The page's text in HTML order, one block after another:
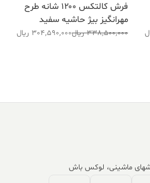
فرش کالتکس ۱۲۰۰ شانه طرح
مهرانگیز بیژ حاشیه سفید
338,500,000 ریال
قیمت
304,590,000 ریال
قیمت
ماشینی، لوکس باش